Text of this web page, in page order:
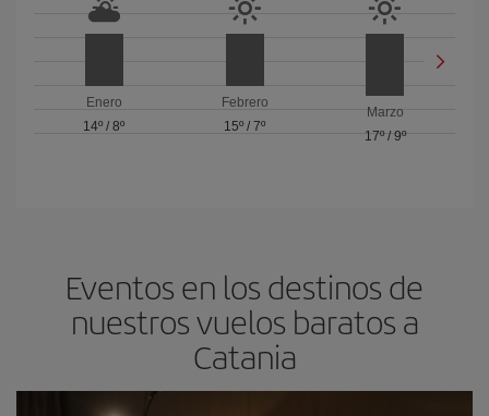
Enero
14º /8º
Febrero
15º / 7º
Marzo
17º/ 9º
Eventos en los destinos de
nuestros vuelos baratos a
Catania